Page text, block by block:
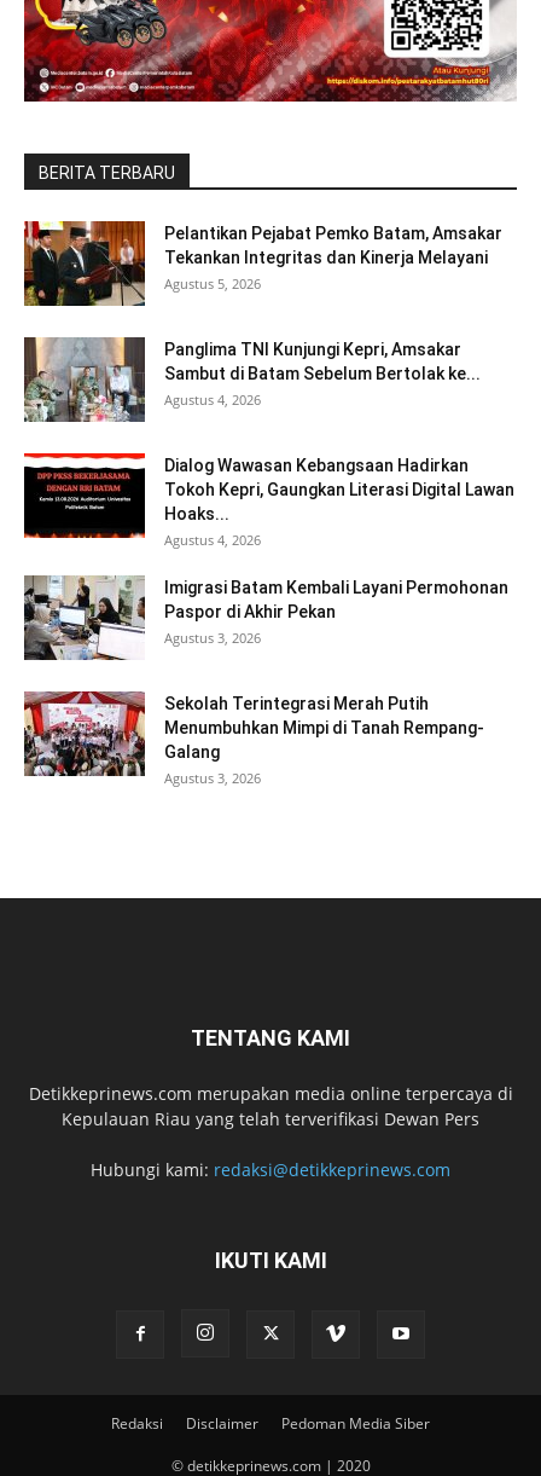
BERITA TERBARU
Pelantikan Pejabat Pemko Batam, Amsakar
Tekankan Integritas dan Kinerja Melayani
Agustus 5, 2026
Panglima TNI Kunjungi Kepri, Amsakar
Sambut di Batam Sebelum Bertolak ke...
Agustus 4, 2026
Dialog Wawasan Kebangsaan Hadirkan
Tokoh Kepri, Gaungkan Literasi Digital Lawan
Hoaks...
Agustus 4, 2026
Imigrasi Batam Kembali Layani Permohonan
Paspor di Akhir Pekan
Agustus 3, 2026
Sekolah Terintegrasi Merah Putih
Menumbuhkan Mimpi di Tanah Rempang-
Galang
Agustus 3, 2026
TENTANG KAMI
Detikkeprinews.com merupakan media online terpercaya di
Kepulauan Riau yang telah terverifikasi Dewan Pers
Hubungi kami: redaksi@detikkeprinews.com
IKUTI KAMI
Redaksi Disclaimer Pedoman Media Siber
© detikkeprinews.com | 2020